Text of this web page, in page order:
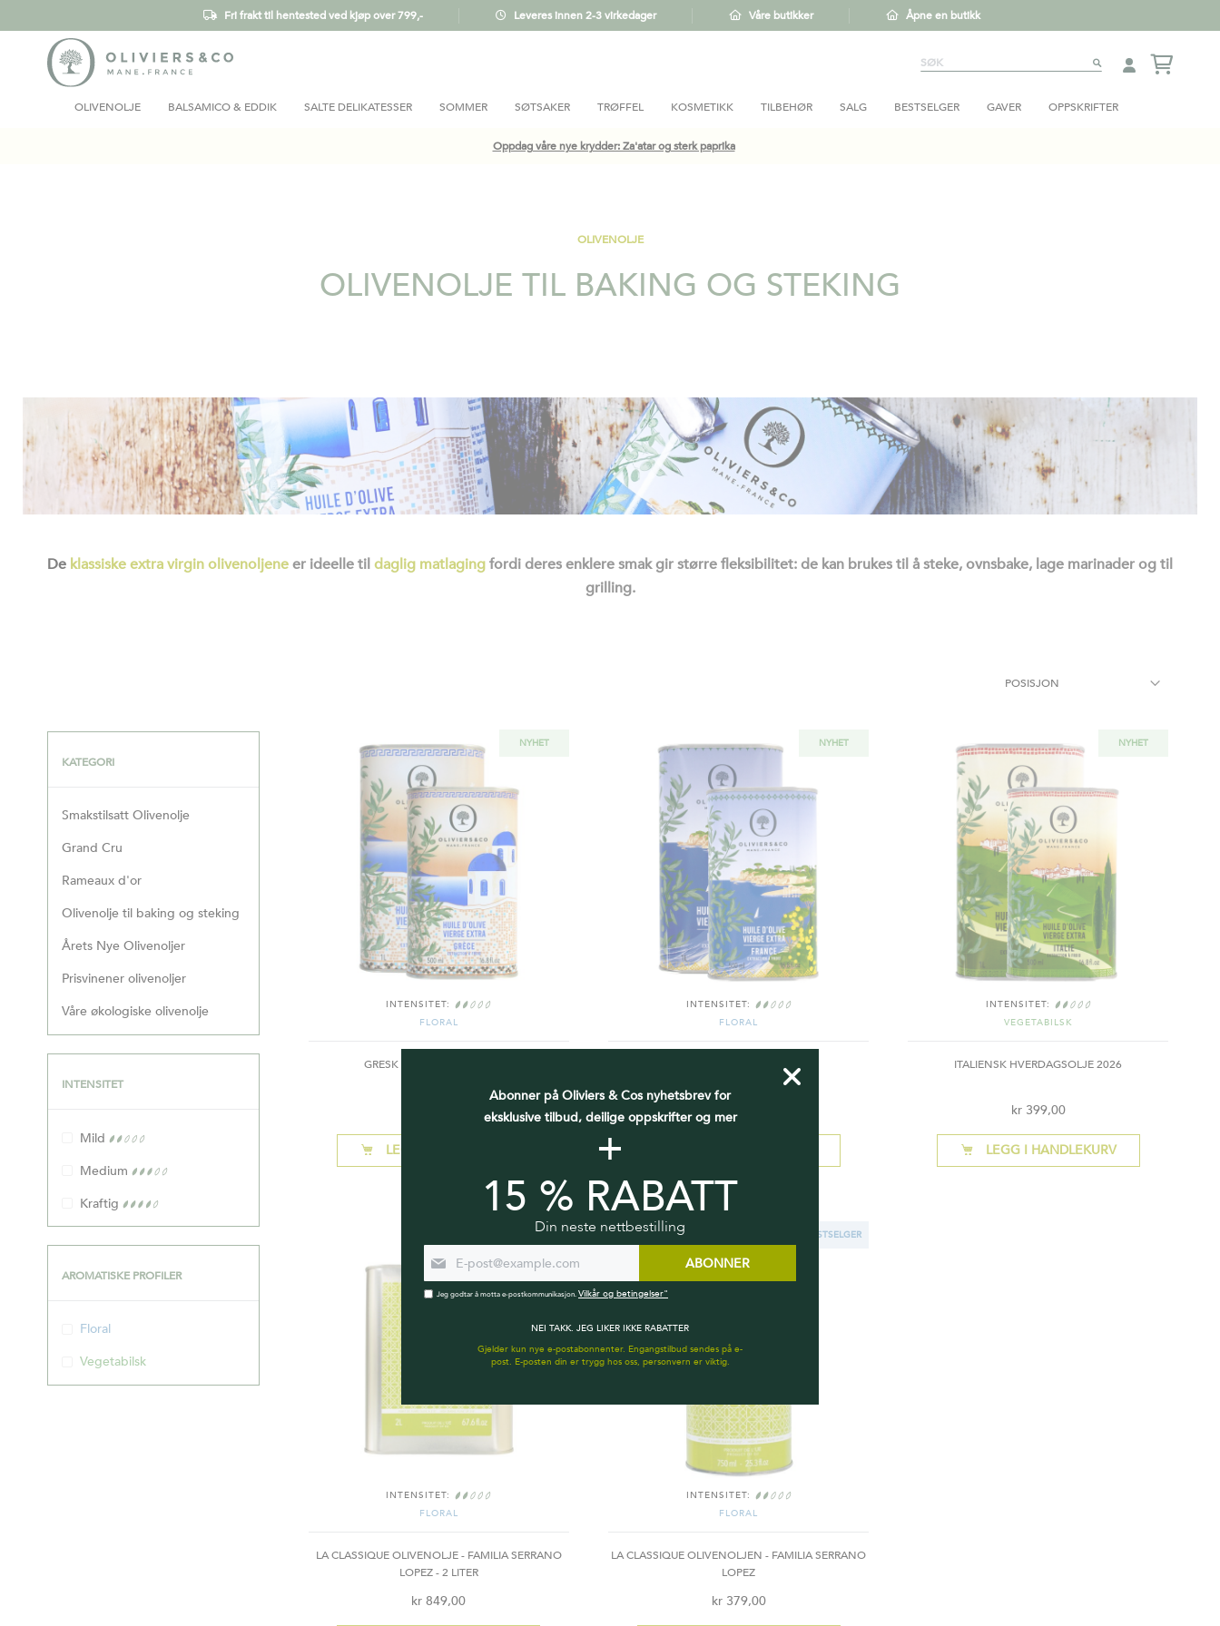
Abonner på Oliviers & Cos nyhetsbrev for
eksklusive tilbud, deilige oppskrifter og mer
+
15 % RABATT
Din neste nettbestilling
ABONNER
Jeg godtar å motta e-postkommunikasjon.Vilkår og betingelser"
NEI TAKK. JEG LIKER IKKE RABATTER
Gjelder kun nye e-postabonnenter. Engangstilbud sendes på e-
post. E-posten din er trygg hos oss, personvern er viktig.
Fri frakt til hentested ved kjøp over 799,- Leveres innen 2-3 virkedager Våre butikker Åpne en butikk
OLIVENOLJE BALSAMICO & EDDIK SALTE DELIKATESSER SOMMER SØTSAKER TRØFFEL KOSMETIKK TILBEHØR SALG BESTSELGER GAVER OPPSKRIFTER
Oppdag våre nye krydder: Za'atar og sterk paprika
OLIVENOLJE
OLIVENOLJE TIL BAKING OG STEKING
De klassiske extra virgin olivenoljeneer ideelle tildaglig matlagingfordi deres enklere smak gir større fleksibilitet: de kan brukes til å steke, ovnsbake, lage marinader og til
grilling.
NYHET
INTENSITET:
FLORAL
GRESK HVERDAGSOLJE 2026
LEGG I HANDLEKURV
NYHET
INTENSITET:
FLORAL
NYHET
INTENSITET:
VEGETABILSK
ITALIENSK HVERDAGSOLJE 2026
kr 399,00
LEGG I HANDLEKURV
BESTSELGER
INTENSITET:
FLORAL
LA CLASSIQUE OLIVENOLJE - FAMILIA SERRANO
LOPEZ - 2 LITER
kr 849,00
BESTSELGER
INTENSITET:
FLORAL
LA CLASSIQUE OLIVENOLJEN - FAMILIA SERRANO
LOPEZ
kr 379,00
KATEGORI
Smakstilsatt Olivenolje
Grand Cru
Rameaux d'or
Olivenolje til baking og steking
Årets Nye Olivenoljer
Prisvinener olivenoljer
Våre økologiske olivenolje
INTENSITET
AROMATISKE PROFILER
Floral
Vegetabilsk